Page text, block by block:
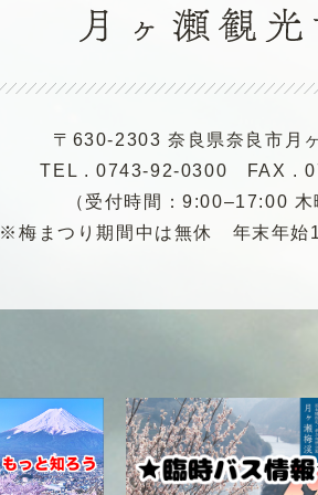
〒630-2303 奈良県奈良市月
TEL . 0743-92-0300
FAX .
（受付時間：9:00–17:00 木
※梅まつり期間中は無休 年末年始